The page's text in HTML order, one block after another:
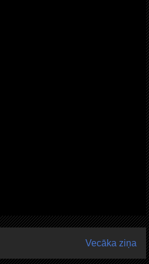
Vecāka ziņa